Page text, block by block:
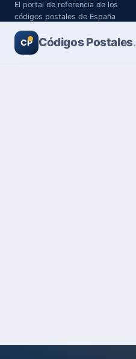
El portal de referencia de los
códigos postales de España
CP Códigos Postales